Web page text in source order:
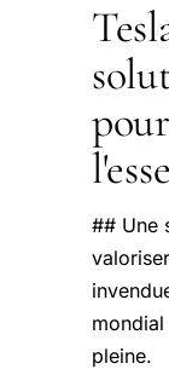
## Une
pleine.